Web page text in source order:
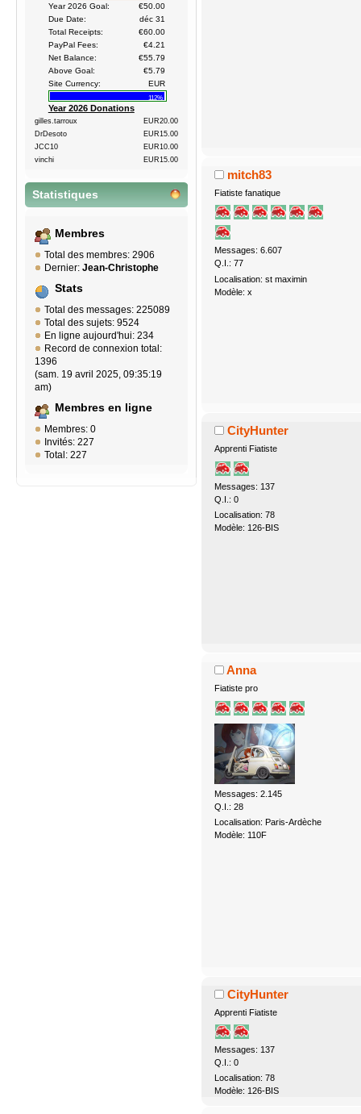
Year 2026 Goal:
€50.00
Due Date:
déc 31
Total Receipts:
€60.00
PayPal Fees:
€4.21
Net Balance:
€55.79
Above Goal:
€5.79
Site Currency:
EUR
112%
Year 2026 Donations
gilles.tarroux
EUR20.00
DrDesoto
EUR15.00
JCC10
EUR10.00
vinchi
EUR15.00
Statistiques
Membres
Total des membres: 2906
Dernier: Jean-Christophe
Stats
Total des messages: 225089
Total des sujets: 9524
En ligne aujourd'hui: 234
Record de connexion total:
1396
(sam. 19 avril 2025, 09:35:19
am)
Membres en ligne
Membres: 0
Invités: 227
Total: 227
mitch83
Fiatiste fanatique
Messages: 6.607
Q.I.: 77
Localisation: st maximin
Modèle: x
CityHunter
Apprenti Fiatiste
Messages: 137
Q.I.: 0
Localisation: 78
Modèle: 126-BIS
Anna
Fiatiste pro
Messages: 2.145
Q.I.: 28
Localisation: Paris-Ardèche
Modèle: 110F
CityHunter
Apprenti Fiatiste
Messages: 137
Q.I.: 0
Localisation: 78
Modèle: 126-BIS